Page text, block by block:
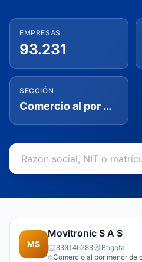
EMPRESAS
93.231
SECCIÓN
Comercio al por mayor y al por menor; reparación de vehículos automotores y motocicletas
MS
Movitronic S A S
830146283
Bogota
Comercio al por menor de